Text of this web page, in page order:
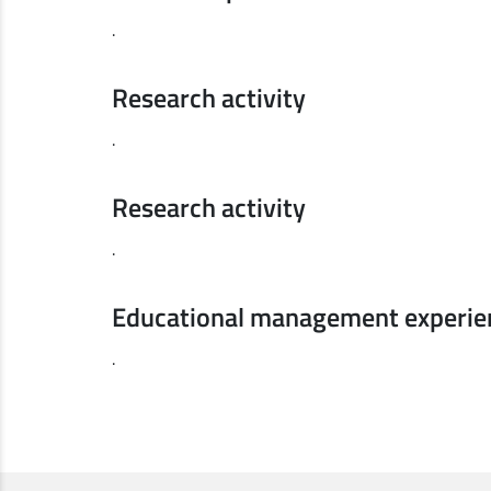
.
Research activity
.
Research activity
.
Educational management
.